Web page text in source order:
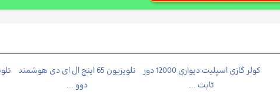
تلویزیون 65 اینچ ال ای دی هوشمند
دوو ...
کولر گازی اسپلیت دیواری 12000 دور
ثابت ...